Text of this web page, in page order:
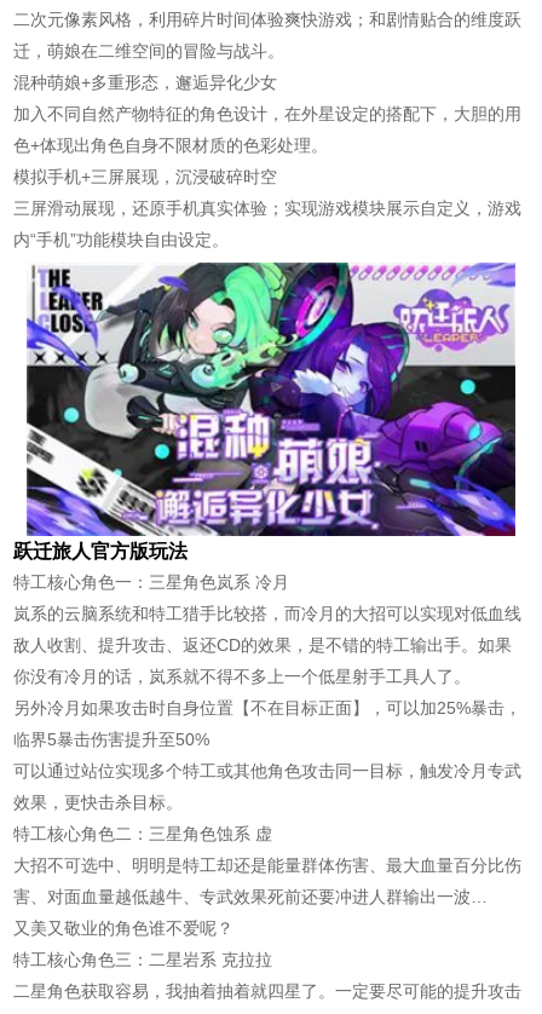
二次元像素风格，利用碎片时间体验爽快游戏；和剧情贴合的维度跃
迁，萌娘在二维空间的冒险与战斗。
混种萌娘+多重形态，邂逅异化少女
加入不同自然产物特征的角色设计，在外星设定的搭配下，大胆的用
色+体现出角色自身不限材质的色彩处理。
模拟手机+三屏展现，沉浸破碎时空
三屏滑动展现，还原手机真实体验；实现游戏模块展示自定义，游戏
内“手机”功能模块自由设定。
跃迁旅人官方版玩法
特工核心角色一：三星角色岚系 冷月
岚系的云脑系统和特工猎手比较搭，而冷月的大招可以实现对低血线
敌人收割、提升攻击、返还CD的效果，是不错的特工输出手。如果
你没有冷月的话，岚系就不得不多上一个低星射手工具人了。
另外冷月如果攻击时自身位置【不在目标正面】，可以加25%暴击，
临界5暴击伤害提升至50%
可以通过站位实现多个特工或其他角色攻击同一目标，触发冷月专武
效果，更快击杀目标。
特工核心角色二：三星角色蚀系 虚
大招不可选中、明明是特工却还是能量群体伤害、最大血量百分比伤
害、对面血量越低越牛、专武效果死前还要冲进人群输出一波…
又美又敬业的角色谁不爱呢？
特工核心角色三：二星岩系 克拉拉
二星角色获取容易，我抽着抽着就四星了。一定要尽可能的提升攻击